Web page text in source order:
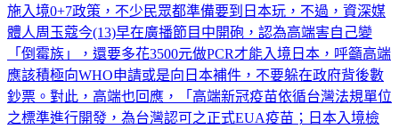
施入境0+7政策，不少民眾都準備要到日本玩，不過，資深媒
體人周玉蔻今(13)早在廣播節目中開砲，認為高端害自己變
「倒霉族」，還要多花3500元做PCR才能入境日本，呼籲高端
應該積極向WHO申請或是向日本補件，不要躲在政府背後數
鈔票。對此，高端也回應，「高端新冠疫苗依循台灣法規單位
之標準進行開發，為台灣認可之正式EUA疫苗；日本入境檢